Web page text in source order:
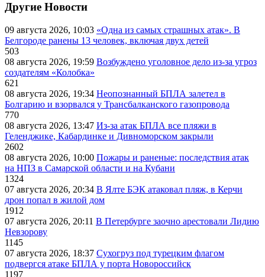
Другие Новости
09 августа 2026, 10:03 «Одна из самых страшных атак». В
Белгороде ранены 13 человек, включая двух детей
503
08 августа 2026, 19:59 Возбуждено уголовное дело из-за угроз
создателям «Колобка»
621
08 августа 2026, 19:34 Неопознанный БПЛА залетел в
Болгарию и взорвался у Трансбалканского газопровода
770
08 августа 2026, 13:47 Из-за атак БПЛА все пляжи в
Геленджике, Кабардинке и Дивноморском закрыли
2602
08 августа 2026, 10:00 Пожары и раненые: последствия атак
на НПЗ в Самарской области и на Кубани
1324
07 августа 2026, 20:34 В Ялте БЭК атаковал пляж, в Керчи
дрон попал в жилой дом
1912
07 августа 2026, 20:11 В Петербурге заочно арестовали Лидию
Невзорову
1145
07 августа 2026, 18:37 Сухогруз под турецким флагом
подвергся атаке БПЛА у порта Новороссийск
1197